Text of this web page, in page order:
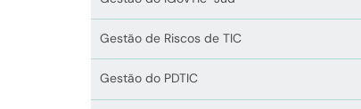
Gestão de Riscos de TIC
Gestão do PDTIC